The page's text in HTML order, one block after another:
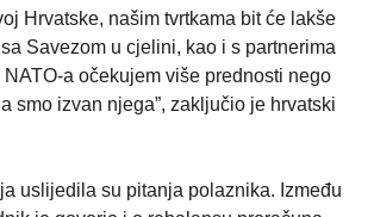
Hrvatske, našim tvrtkama bit će lakše
Savezom u cjelini, kao i s partnerima
NATO-a očekujem više prednosti nego
smo izvan njega”, zaključio je hrvatski
uslijedila su pitanja polaznika. Između